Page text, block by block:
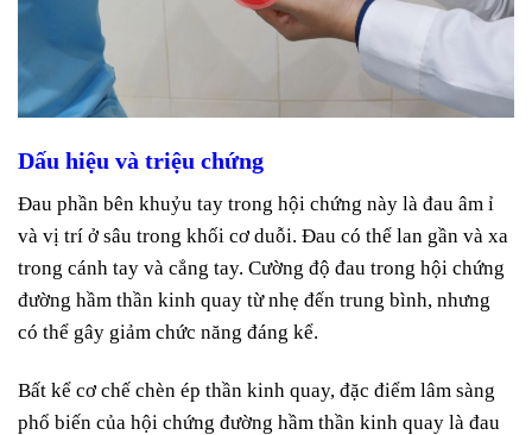
Dấu hiệu và triệu chứng
Đau phần bên khuỷu tay trong hội chứng này là đau âm ỉ
và vị trí ở sâu trong khối cơ duỗi. Đau có thể lan gần và xa
trong cánh tay và cẳng tay. Cường độ đau trong hội chứng
đường hầm thần kinh quay từ nhẹ đến trung bình, nhưng
có thể gây giảm chức năng đáng kể.
Bất kể cơ chế chèn ép thần kinh quay, đặc điểm lâm sàng
phổ biến của hội chứng đường hầm thần kinh quay là đau